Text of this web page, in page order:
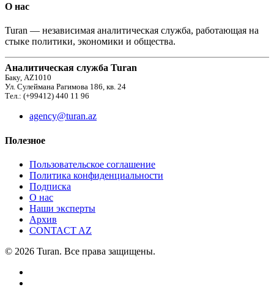
О нас
Turan — независимая аналитическая служба, работающая на
стыке политики, экономики и общества.
Аналитическая служба Turan
Баку, AZ1010
Ул. Сулеймана Рагимова 186, кв. 24
Тел.: (+99412) 440 11 96
agency@turan.az
Полезное
Пользовательское соглашение
Политика конфиденциальности
Подписка
О нас
Наши эксперты
Архив
CONTACT AZ
© 2026 Turan. Все права защищены.